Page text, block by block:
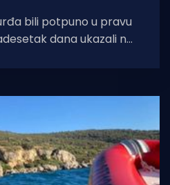
bili potpuno u pravu
dana ukazali na